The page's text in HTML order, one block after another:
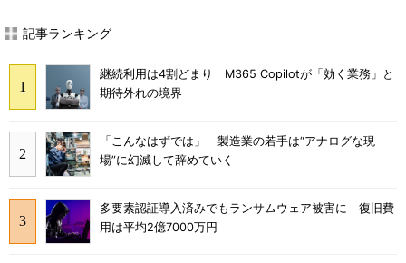
記事ランキング
継続利用は4割どまり M365 Copilotが「効く業務」と
期待外れの境界
「こんなはずでは」 製造業の若手は“アナログな現
場”に幻滅して辞めていく
多要素認証導入済みでもランサムウェア被害に 復旧費
用は平均2億7000万円